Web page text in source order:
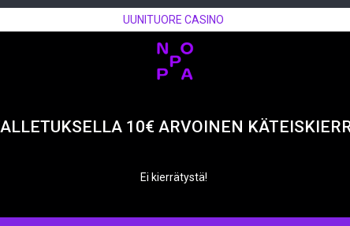
UUNITUORE CASINO
10€ ARVOINEN
Ei kierrätystä!